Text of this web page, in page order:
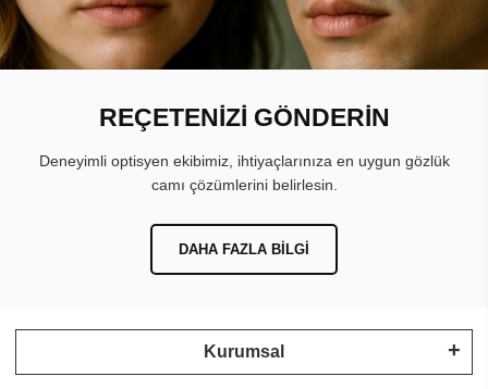
REÇETENİZİ GÖNDERİN
Deneyimli optisyen ekibimiz, ihtiyaçlarınıza en uygun gözlük
camı çözümlerini belirlesin.
DAHA FAZLA BILGI
Kurumsal